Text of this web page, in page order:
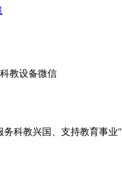
教设备微信
务科教兴国、支持教育事业"